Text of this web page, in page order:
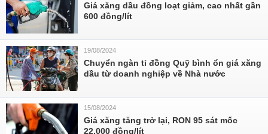
Giá xăng dầu đồng loạt giảm, cao nhất gần
600 đồng/lít
19/08/2024
Chuyển ngàn tỉ đồng Quỹ bình ổn giá xăng
dầu từ doanh nghiệp về Nhà nước
15/08/2024
Giá xăng tăng trở lại, RON 95 sát mốc
22.000 đồng/lít